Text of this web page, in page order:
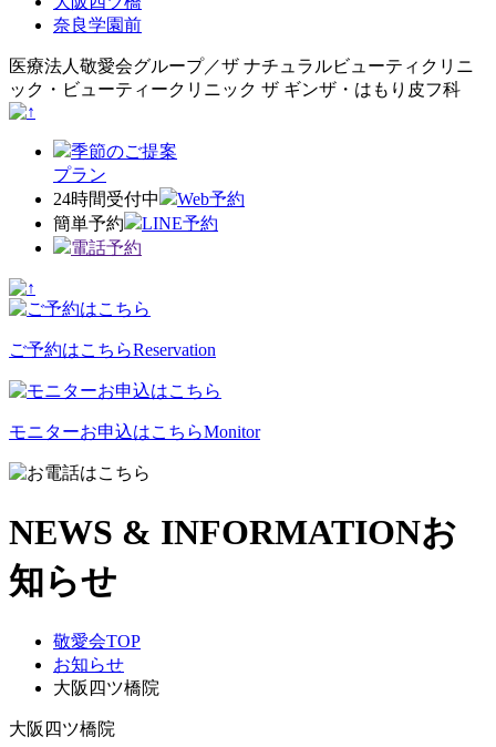
奈良学園前
医療法人敬愛会グループ／ザ ナチュラルビューティクリニ
ック・ビューティークリニック ザ ギンザ・はもり皮フ科
季節のご提案
プラン
24時間受付中
Web予約
簡単予約
LINE予約
電話予約
ご予約はこちらReservation
モニターお申込はこちらMonitor
NEWS & INFORMATIONお
知らせ
敬愛会TOP
お知らせ
大阪四ツ橋院
大阪四ツ橋院